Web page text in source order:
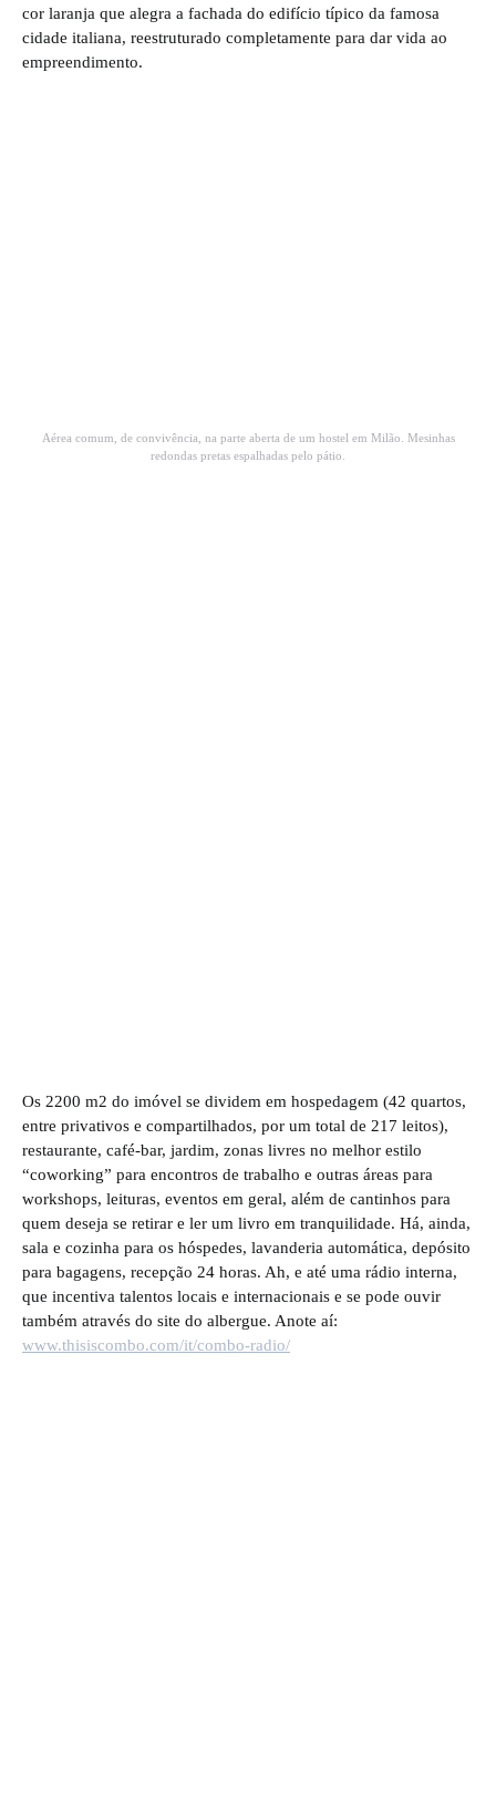
cor laranja que alegra a fachada do edifício típico da famosa
cidade italiana, reestruturado completamente para dar vida ao
empreendimento.
Aérea comum, de convivência, na parte aberta de um hostel em Milão. Mesinhas
redondas pretas espalhadas pelo pátio.
Os 2200 m2 do imóvel se dividem em hospedagem (42 quartos,
entre privativos e compartilhados, por um total de 217 leitos),
restaurante, café-bar, jardim, zonas livres no melhor estilo
“coworking” para encontros de trabalho e outras áreas para
workshops, leituras, eventos em geral, além de cantinhos para
quem deseja se retirar e ler um livro em tranquilidade. Há, ainda,
sala e cozinha para os hóspedes, lavanderia automática, depósito
para bagagens, recepção 24 horas. Ah, e até uma rádio interna,
que incentiva talentos locais e internacionais e se pode ouvir
também através do site do albergue. Anote aí:
www.thisiscombo.com/it/combo-radio/